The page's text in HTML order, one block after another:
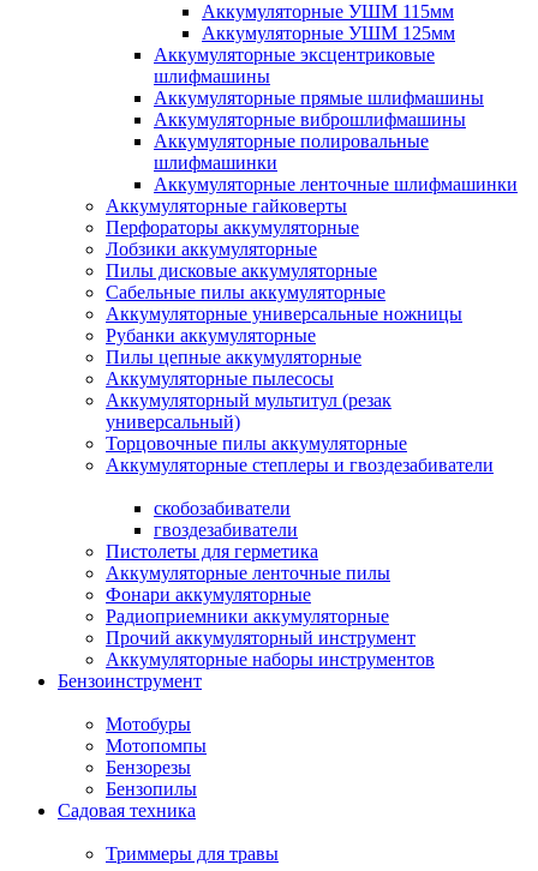
Аккумуляторные УШМ 115мм
Аккумуляторные УШМ 125мм
Аккумуляторные эксцентриковые
шлифмашины
Аккумуляторные прямые шлифмашины
Аккумуляторные виброшлифмашины
Аккумуляторные полировальные
шлифмашинки
Аккумуляторные ленточные шлифмашинки
Аккумуляторные гайковерты
Перфораторы аккумуляторные
Лобзики аккумуляторные
Пилы дисковые аккумуляторные
Сабельные пилы аккумуляторные
Аккумуляторные универсальные ножницы
Рубанки аккумуляторные
Пилы цепные аккумуляторные
Аккумуляторные пылесосы
Аккумуляторный мультитул (резак
универсальный)
Торцовочные пилы аккумуляторные
Аккумуляторные степлеры и гвоздезабиватели
скобозабиватели
гвоздезабиватели
Пистолеты для герметика
Аккумуляторные ленточные пилы
Фонари аккумуляторные
Радиоприемники аккумуляторные
Прочий аккумуляторный инструмент
Аккумуляторные наборы инструментов
Бензоинструмент
Мотобуры
Мотопомпы
Бензорезы
Бензопилы
Садовая техника
Триммеры для травы